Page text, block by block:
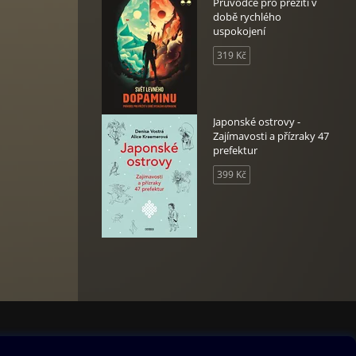
době rychlého
uspokojení
319 Kč
Japonské ostrovy -
Zajímavosti a přízraky 47
prefektur
399 Kč